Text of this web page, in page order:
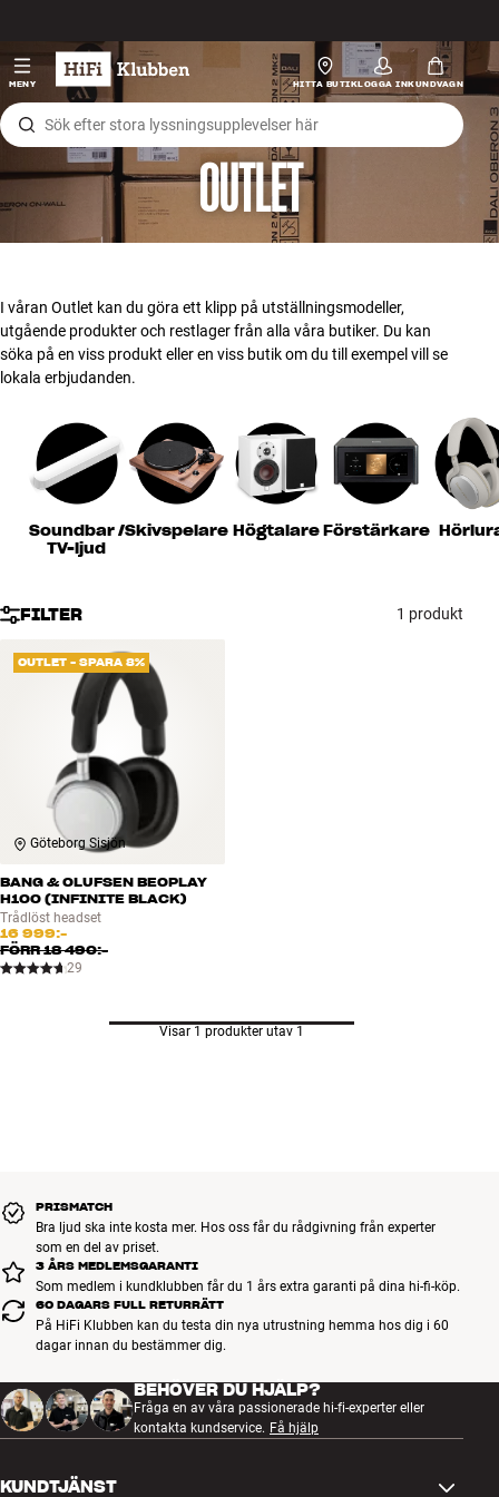
MENY HITTA BUTIKLOGGA INKUNDVAGN
HiFi
Högtalare
Skivspelare
Hörlurar
Surround
TV
Kablar
NYHETER
ERBJUDANDEN
Hitta Butik
Kundtjänst
Logga in
Bygg med ljud
Företag
OUTLET
I våran Outlet kan du göra ett klipp på utställningsmodeller,
utgående produkter och restlager från alla våra butiker. Du kan
söka på en viss produkt eller en viss butik om du till exempel vill se
lokala erbjudanden.
Soundbar /
TV-ljud
Skivspelare HögtalareFörstärkare
FILTER 1 produkt
OUTLET - SPARA 8%
Göteborg Sisjön
BANG & OLUFSEN BEOPLAY
H100 (INFINITE BLACK)
Trådlöst headset
16 999:-
FÖRR18 490:-
29
Visar 1 produkter utav 1
PRISMATCH
Bra ljud ska inte kosta mer. Hos oss får du rådgivning från experter
som en del av priset.
3 ÅRS MEDLEMSGARANTI
Som medlem i kundklubben får du 1 års extra garanti på dina hi-fi-köp.
60 DAGARS FULL RETURRÄTT
På HiFi Klubben kan du testa din nya utrustning hemma hos dig i 60
dagar innan du bestämmer dig.
BEHÖVER DU HJÄLP?
Fråga en av våra passionerade hi-fi-experter eller
kontakta kundservice. Få hjälp
KUNDTJÄNST